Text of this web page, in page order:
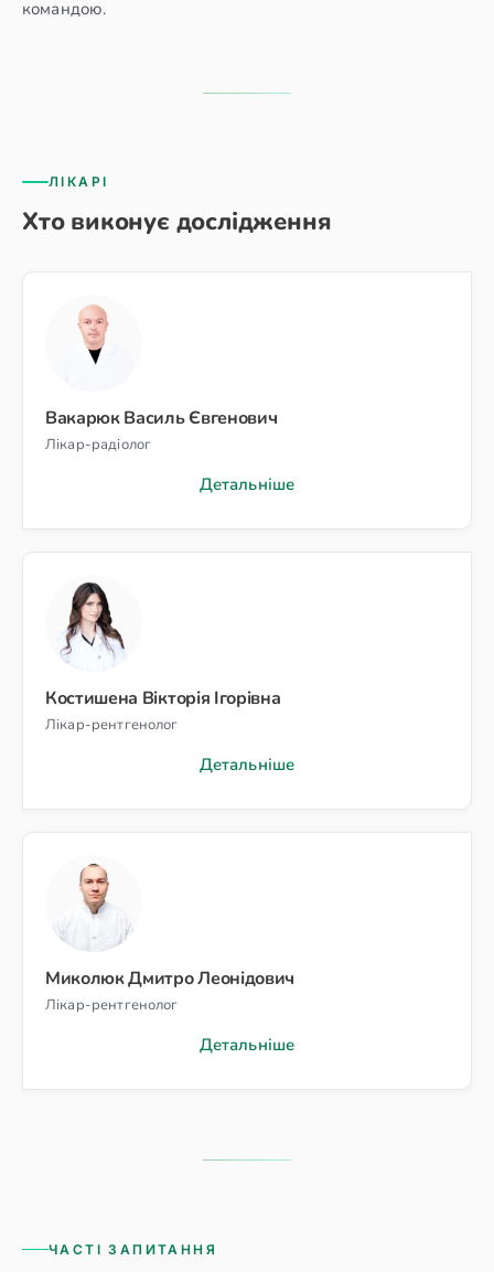
командою.
ЛІКАРІ
Хто виконує дослідження
Вакарюк Василь Євгенович
Лікар-радіолог
Детальніше
Костишена Вікторія Ігорівна
Лікар-рентгенолог
Детальніше
Миколюк Дмитро Леонідович
Лікар-рентгенолог
Детальніше
ЧАСТІ ЗАПИТАННЯ